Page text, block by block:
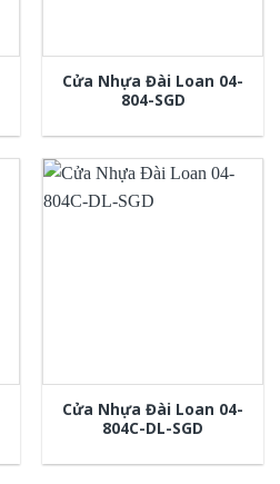
Cửa Nhựa Đài Loan 04-
804-SGD
Cửa Nhựa Đài Loan 04-
804C-DL-SGD